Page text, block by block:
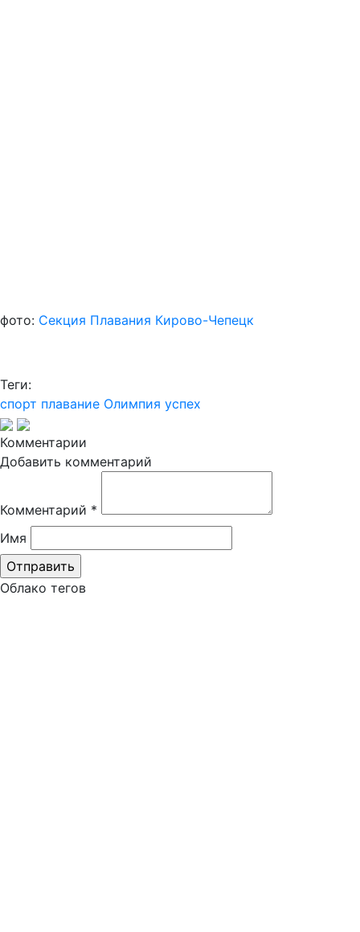
фото: Секция Плавания Кирово-Чепецк
Теги:
спорт плавание Олимпия успех
Комментарии
Добавить комментарий
Комментарий *
Имя
Облако тегов